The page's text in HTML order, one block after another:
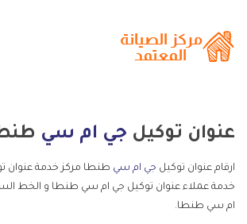
عنوان توكيل جي ام سي
ارقام عنوان توكيل جي ام سي طنطا مركز خدمة عنوان
خدمة عملاء عنوان توكيل جي ام سي طنطا و الخط
ام سي طنطا.